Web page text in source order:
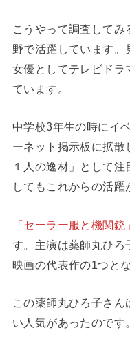
こうやって調査して
野で活躍しています。
女優としてテレビドラ
ています。
中学校3年生の時にイ
ーネット掲示板に拡散
１人の逸材」として
してもこれからの活躍
「セーラー服と機関銃」
す。主演は薬師丸ひろ
映画の代表作の1つと
この薬師丸ひろ子さ
い人気があったのです。